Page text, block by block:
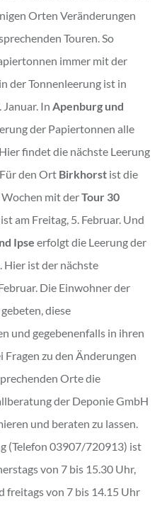
Orten Veränderungen
Touren. So
immer mit der
der Tonnenleerung ist in
In Apenburg und
der Papiertonnen alle
findet die nächste Leerung
den Ort Birkhorst ist die
mit derTour 30
am Freitag, 5. Februar. Und
Ipse erfolgt die Leerung der
. Hier ist der nächste
Die Einwohner der
diese
und gegebenenfalls in ihren
zu den Änderungen
Orte die
der Deponie GmbH
und beraten zu lassen.
(Telefon 03907/720913) ist
von 7 bis 15.30 Uhr,
freitags von 7 bis 14.15 Uhr